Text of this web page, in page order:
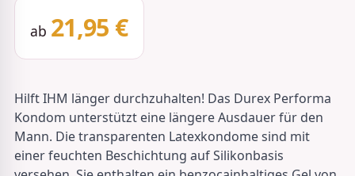
ab 21,95 €
Hilft IHM länger durchzuhalten! Das Durex Performa
Kondom unterstützt eine längere Ausdauer für den
Mann. Die transparenten Latexkondome sind mit
einer feuchten Beschichtung auf Silikonbasis